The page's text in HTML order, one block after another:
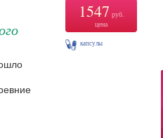
1547 руб.
цена
капсулы